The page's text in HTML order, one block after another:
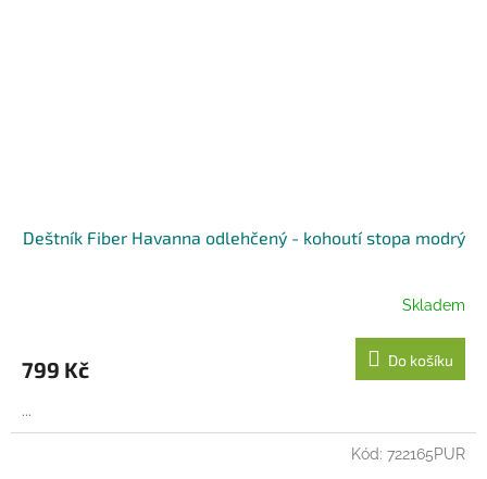
Deštník Fiber Havanna odlehčený - kohoutí stopa modrý
Skladem
799 Kč Do košíku
...
Kód: 722165PUR